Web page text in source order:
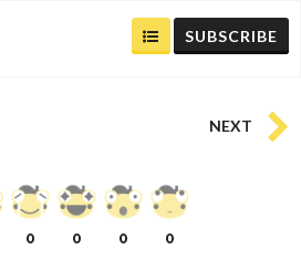
SUBSCRIBE
NEXT
0 0 0 0